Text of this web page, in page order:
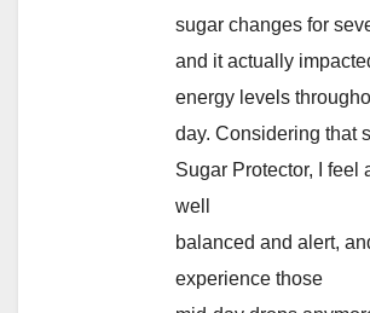
sugar changes for
and it actually
energy levels
day. Considering that
Sugar Protector, I feel
well
balanced and alert,
experience those